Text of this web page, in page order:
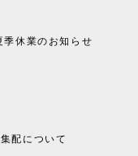
休業のお知らせ
配について